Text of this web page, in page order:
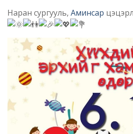
Наран сургууль, Аминсар